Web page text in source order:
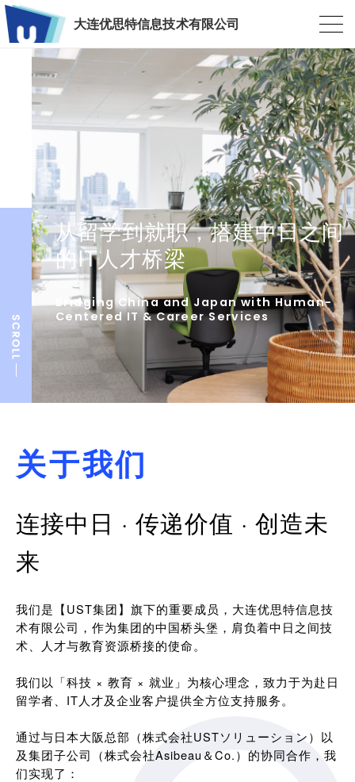
大连优思特信息技术有限公司
从留学到就职，搭建中日之间
的IT人才桥梁
Bridging China and Japan with Human-
Centered IT & Career Services
关于我们
连接中日 · 传递价值 · 创造未
来
我们是【UST集团】旗下的重要成员，大连优思特信息技
术有限公司，作为集团的中国桥头堡，肩负着中日之间技
术、人才与教育资源桥接的使命。
我们以「科技 × 教育 × 就业」为核心理念，致力于为赴日
留学者、IT人才及企业客户提供全方位支持服务。
通过与日本大阪总部（株式会社USTソリューション）以
及集团子公司（株式会社Asibeau＆Co.）的协同合作，我
们实现了：